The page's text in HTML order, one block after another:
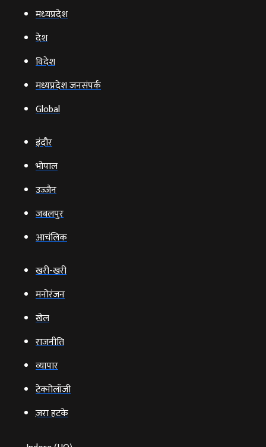
मध्‍यप्रदेश
देश
विदेश
मध्यप्रदेश जनसंपर्क
Global
इंदौर
भोपाल
उज्‍जैन
जबलपुर
आचंलिक
खरी-खरी
मनोरंजन
खेल
राजनीति
व्‍यापार
टेक्‍नोलॉजी
ज़रा हटके